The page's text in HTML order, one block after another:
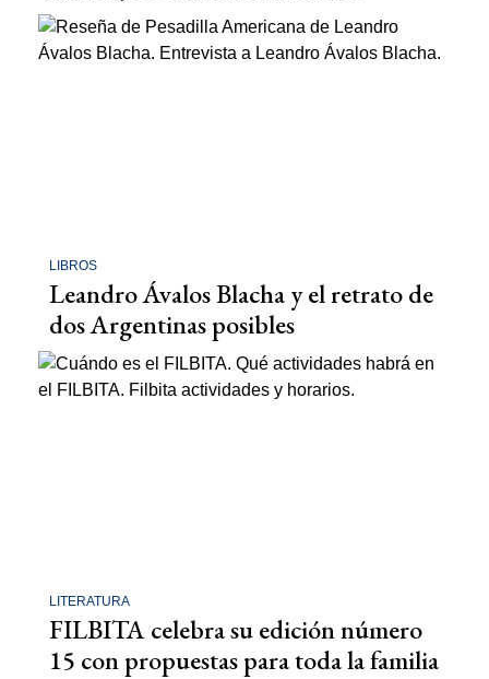
LIBROS
Leandro Ávalos Blacha y el retrato de
dos Argentinas posibles
LITERATURA
FILBITA celebra su edición número
15 con propuestas para toda la familia